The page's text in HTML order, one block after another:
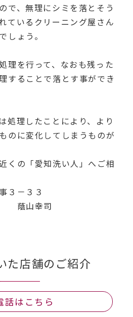
で、無理にシミを落とそう
ているクリーニング屋さん
しょう。
理を行って、なおも残った
することで落とす事ができ
処理したことにより、より
のに変化してしまうものが
くの「愛知洗い人」へご相
３－３３
蔭山幸司
た店舗のご紹介
話はこちら